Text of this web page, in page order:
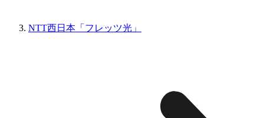
NTT西日本「フレッツ光」